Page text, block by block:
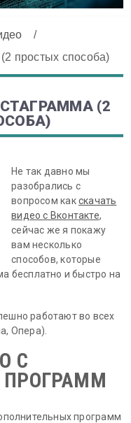
/
простых способа)
(2
Не так давно мы
разобрались с
вопросом какскачать
видео с Вконтакте,
сейчас же я покажу
вам несколько
способов, которые
бесплатно и быстро на
работают во всех
Опера).
С
ПРОГРАММ
программ